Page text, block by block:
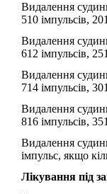
Видалення
510 імпульсів,
Видалення
612 імпульсів,
Видалення
714 імпульсів,
Видалення
816 імпульсів,
Видалення
імпульс, якщо
Лікування під